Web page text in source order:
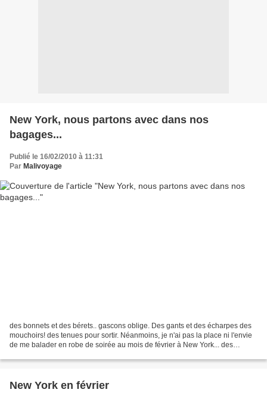
New York, nous partons avec dans nos
bagages...
Publié le 16/02/2010 à 11:31
Par Malivoyage
des bonnets et des bérets.. gascons oblige. Des gants et des écharpes des
mouchoirs! des tenues pour sortir. Néanmoins, je n'ai pas la place ni l'envie
de me balader en robe de soirée au mois de février à New York... des
New York en février